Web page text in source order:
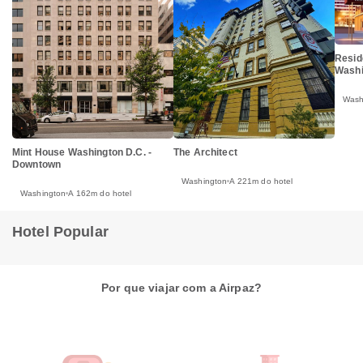
Mint House Washington D.C. -
Downtown
Washington A 162m do hotel
The Architect
Washington A 221m do hotel
Hotel Popular
Por que viajar com a Airpaz?